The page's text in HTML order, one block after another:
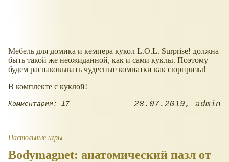
Мебель для домика и кемпера кукол L.O.L. Surprise! должна
быть такой же неожиданной, как и сами куклы. Поэтому
будем распаковывать чудесные комнатки как сюрпризы!
В комплекте с куклой!
Комментарии: 17 28.07.2019 admin
Настольные игры
Bodymagnet: анатомический пазл от